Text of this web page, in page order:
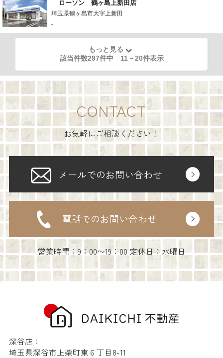
ローソン 鶴ヶ島上新田店
埼玉県鶴ヶ島市大字上新田
-
もっと見る
該当件数297件中 11 －20件表示
CONTACT
お気軽にご相談ください！
メールでのお問い合わせ
電話でのお問い合わせ
営業時間：9：00〜19：00 定休日：水曜日
深谷店：
埼玉県深谷市上柴町東６丁目8-11